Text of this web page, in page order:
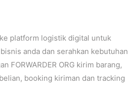
ke platform logistik digital untuk
anda dan serahkan kebutuhan
FORWARDER ORG kirim barang,
booking kiriman dan tracking